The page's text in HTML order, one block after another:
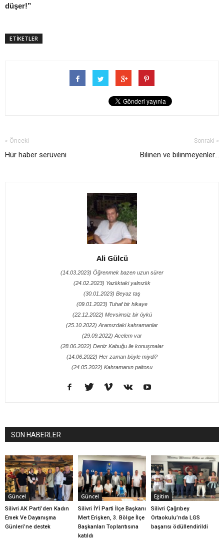
düşer!”
ETİKETLER
« Önceki
Hür haber serüveni
Sonraki »
Bilinen ve bilinmeyenler...
Ali Gülcü
(14.03.2023) Öğrenmek bazen uzun sürer
(24.02.2023) Yazlıktaki yalnızlık
(30.01.2023) Beyaz taş
(09.01.2023) Tuhaf bir hikaye
(22.12.2022) Mevsimsiz bir öykü
(25.10.2022) Aramızdaki kahramanlar
(29.09.2022) Acelem var
(28.06.2022) Deniz Kabuğu ile konuşmalar
(14.06.2022) Her zaman böyle miydi?
(24.05.2022) Kahramanın paltosu
SON HABERLER
Güncel
Silivri AK Parti’den Kadın
Emek Ve Dayanışma
Günleri’ne destek
Güncel
Silivri İYİ Parti İlçe Başkanı
Mert Erişken, 3. Bölge İlçe
Başkanları Toplantısına
katıldı
Eğitim
Silivri Çağrıbey
Ortaokulu’nda LGS
başarısı ödüllendirildi